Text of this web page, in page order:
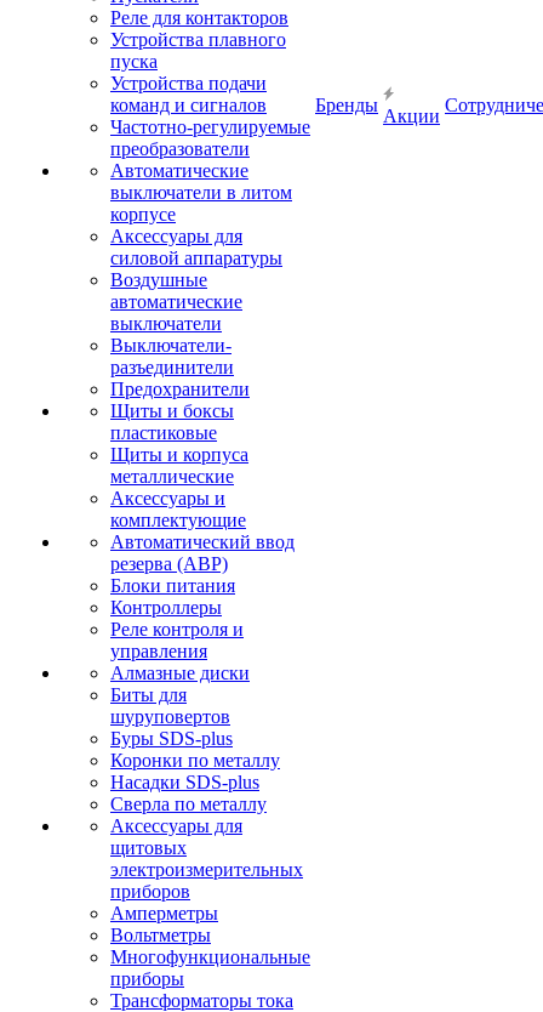
Реле для контакторов
Устройства плавного
пуска
Устройства подачи
команд и сигналов
Частотно-регулируемые
преобразователи
Автоматические
выключатели в литом
корпусе
Аксессуары для
силовой аппаратуры
Воздушные
автоматические
выключатели
Выключатели-
разъединители
Предохранители
Щиты и боксы
пластиковые
Щиты и корпуса
металлические
Аксессуары и
комплектующие
Автоматический ввод
резерва (АВР)
Блоки питания
Контроллеры
Реле контроля и
управления
Алмазные диски
Биты для
шуруповертов
Буры SDS-plus
Коронки по металлу
Насадки SDS-plus
Сверла по металлу
Аксессуары для
щитовых
электроизмерительных
приборов
Амперметры
Вольтметры
Многофункциональные
приборы
Трансформаторы тока
Бренды
Акции